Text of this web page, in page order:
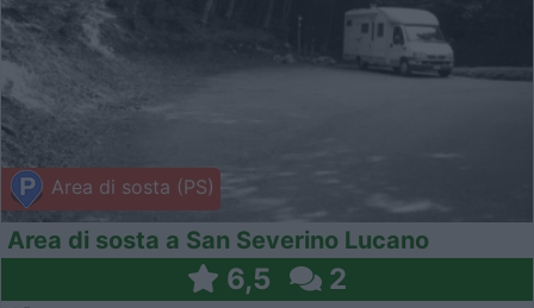
Area di sosta (PS)
Area di sosta a San Severino Lucano
6,5 2